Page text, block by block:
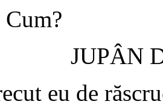
JUPÂN
eu de